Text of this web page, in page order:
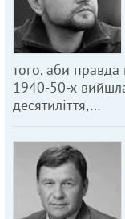
того, аби
1940-50-х
десятиліття,…